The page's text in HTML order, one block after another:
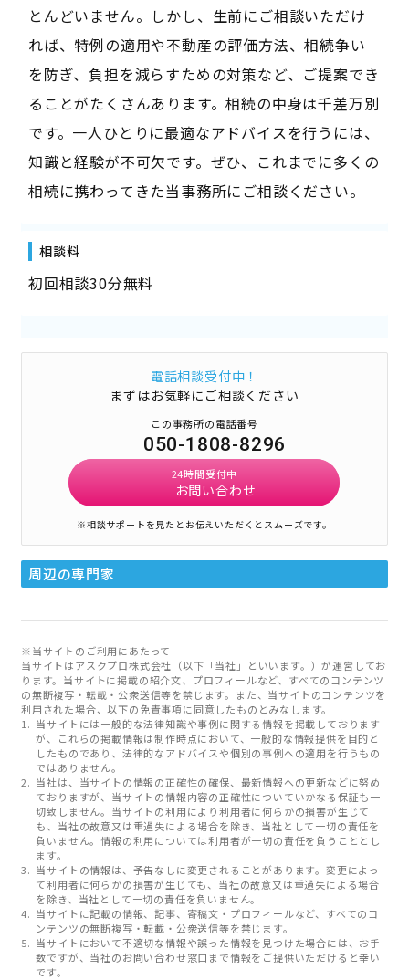
とんどいません。しかし、生前にご相談いただけ
れば、特例の適用や不動産の評価方法、相続争い
を防ぎ、負担を減らすための対策など、ご提案でき
ることがたくさんあります。相続の中身は千差万別
です。一人ひとりに最適なアドバイスを行うには、
知識と経験が不可欠です。ぜひ、これまでに多くの
相続に携わってきた当事務所にご相談ください。
相談料
初回相談30分無料
電話相談受付中！
まずはお気軽にご相談ください
この事務所の電話番号
050-1808-8296
24時間受付中
お問い合わせ
※相談サポートを見たとお伝えいただくとスムーズです。
周辺の専門家
※当サイトのご利用にあたって
当サイトはアスクプロ株式会社（以下「当社」といいます。）が運営してお
ります。当サイトに掲載の紹介文、プロフィールなど、すべてのコンテンツ
の無断複写・転載・公衆送信等を禁じます。また、当サイトのコンテンツを
利用された場合、以下の免責事項に同意したものとみなします。
当サイトには一般的な法律知識や事例に関する情報を掲載しております
が、これらの掲載情報は制作時点において、一般的な情報提供を目的と
したものであり、法律的なアドバイスや個別の事例への適用を行うもの
ではありません。
当社は、当サイトの情報の正確性の確保、最新情報への更新などに努め
ておりますが、当サイトの情報内容の正確性についていかなる保証も一
切致しません。当サイトの利用により利用者に何らかの損害が生じて
も、当社の故意又は重過失による場合を除き、当社として一切の責任を
負いません。情報の利用については利用者が一切の責任を負うこととし
ます。
当サイトの情報は、予告なしに変更されることがあります。変更によっ
て利用者に何らかの損害が生じても、当社の故意又は重過失による場合
を除き、当社として一切の責任を負いません。
当サイトに記載の情報、記事、寄稿文・プロフィールなど、すべてのコ
ンテンツの無断複写・転載・公衆送信等を禁じます。
当サイトにおいて不適切な情報や誤った情報を見つけた場合には、お手
数ですが、当社のお問い合わせ窓口まで情報をご提供いただけると幸い
です。